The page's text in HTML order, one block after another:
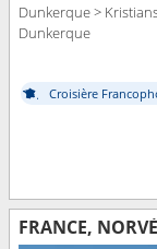
Dunkerque >
Dunkerque
Croisière
FRANCE,